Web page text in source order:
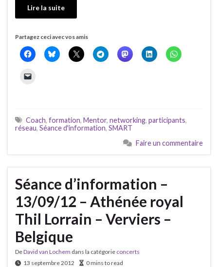
Lire la suite
Partagez ceci avec vos amis
Coach, formation, Mentor, networking, participants,
réseau, Séance d'information, SMART
Faire un commentaire
Séance d’information –
13/09/12 – Athénée royal
Thil Lorrain – Verviers –
Belgique
DeDavid van Lochem dans la catégorie concerts
13 septembre 2012
0 mins to read